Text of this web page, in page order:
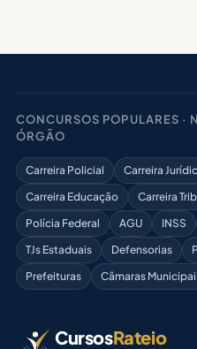
CONCURSOS POPULARES ·
ÓRGÃO
Carreira Policial Carreira
Carreira Educação
Carreira
Polícia Federal
AGU INSS
TJs Estaduais
Defensorias
Prefeituras
Câmaras
CursosRateio